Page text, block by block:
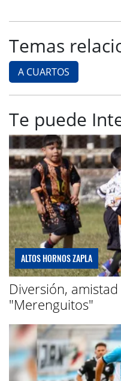
Temas
A CUARTOS
Te puede
ALTOS HORNOS ZAPLA
Diversión,
"Merenguitos"